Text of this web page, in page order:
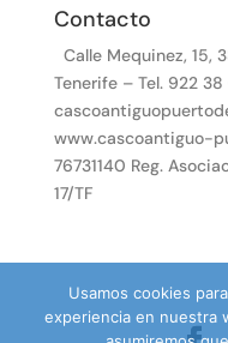
Contacto
Calle Mequinez, 15,
Tenerife – Tel. 922
www.cascoantiguo-
76731140 Reg.
17/TF
Usamos cookies
experiencia en nuestra